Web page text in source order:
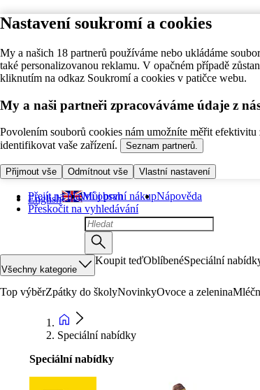
Nastavení soukromí a cookies
My a našich 18 partnerů používáme nebo ukládáme
také personalizovanou reklamu. V opačném případě
kliknutím na odkaz Soukromí a cookies v patičce webu.
My a naši partneři zpracováváme údaje z
Povolením souborů cookies nám umožníte měřit
identifikovat vaše zařízení.
Seznam partnerů.
Přijmout vše Odmítnout vše Vlastní nastavení
Přejít na hlavní obsah
Přeskočit na vyhledávání
English Můj první nákupNápověda
Všechny kategorie
Koupit teďOblíbenéSpeciální
Top výběrZpátky do školyNovinkyOvoce a zelenina
Speciální nabídky
Speciální nabídky